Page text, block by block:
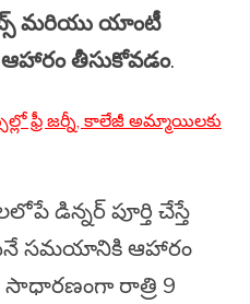
మరియు యాంటీ
ఆహారం తీసుకోవడం.
ఫ్రీ జర్నీ, కాలేజీ అమ్మాయిలకు
డిన్నర్ పూర్తి చేస్తే
సమయానికి ఆహారం
సాధారణంగా రాత్రి 9